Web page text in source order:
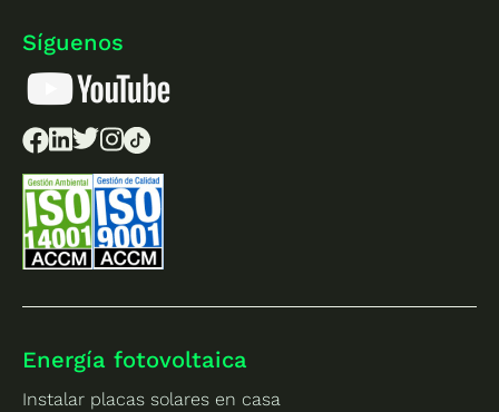
Síguenos
Energía fotovoltaica
Instalar placas solares en casa